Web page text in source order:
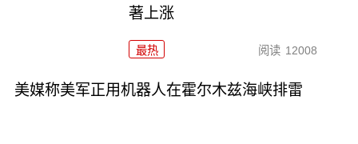
著上涨
最热 阅读 12008
美媒称美军正用机器人在霍尔木兹海峡排雷